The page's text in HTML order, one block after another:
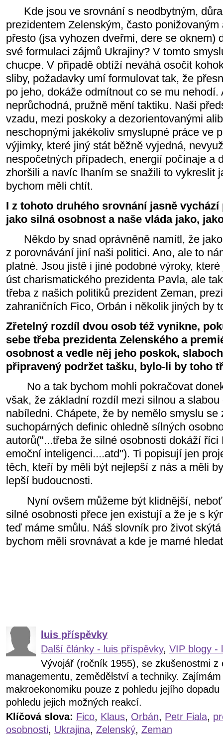
Kde jsou ve srovnání s neodbytným,
prezidentem Zelenským, často
přesto (jsa vyhozen dveřmi, dere se oknem)
své formulaci zájmů Ukrajiny? V tomto
chucpe. V připadě obtíží neváhá osočit
sliby, požadavky umí formulovat tak, že
po jeho, dokáže odmítnout co se mu nehodí.
neprůchodná, pružně mění taktiku. Naši
vzadu, mezi poskoky a dezorientovanými
neschopnými jakékoliv smyslupné práce ve
výjimky, které jiný stát běžně vyjedná,
nespočetných případech, energií počínaje a
zhoršili a navíc lhaním se snažili to vykreslit
bychom měli chtít.
I z tohoto druhého srovnání jasně
jako silná osobnost a naše vláda jako,
Někdo by snad oprávněně namítl, že
z porovnávání jiní naši politici. Ano, ale to
platné. Jsou jistě i jiné podobné výroky,
úst charismatického prezidenta Pavla, ale
třeba z našich politiků prezident Zeman,
zahraničních Fico, Orbán i několik jiných by
Zřetelný rozdíl dvou osob též vynikne,
sebe třeba prezidenta Zelenského a
osobnost a vedle něj jeho poskok,
připravený podržet tašku, bylo-li by toho
No a tak bychom mohli pokračovat
však, že základní rozdíl mezi silnou a
nabíledni. Chápete, že by nemělo smyslu se
suchopárných definic ohledně sílných
autorů("...třeba že silné osobnosti dokáží
emoční inteligenci....atd"). Ti popisují jen
těch, kteří by měli být nejlepší z nás a měli
lepší budoucnosti.
Nyní ovšem můžeme být klidnější,
silné osobnosti přece jen existují a že je s
teď máme smůlu. Náš slovník pro život
bychom měli srovnávat a kde je marné
luis příspěvky
Další články - luis příspěvky, VIP blogy -
Vývojář (ročník 1955), se zkušenostmi z
managementu, zemědělství a techniky.
makroekonomiku pouze z pohledu jejího
pohledu jejich možných reakcí.
Klíčová slova: Fico, Klaus, Orbán, Petr Fiala,
osobnosti, Ukrajina, Zelenský, Zeman